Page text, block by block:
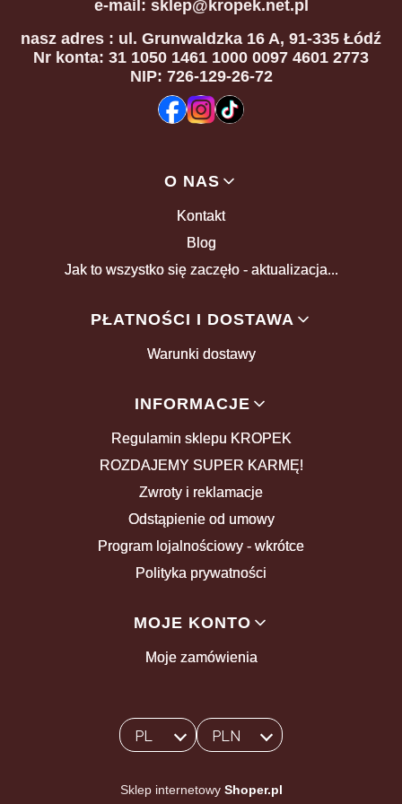
e-mail: sklep@kropek.net.pl
nasz adres : ul. Grunwaldzka 16 A, 91-335 Łódź
Nr konta: 31 1050 1461 1000 0097 4601 2773
NIP: 726-129-26-72
O NAS
Kontakt
Blog
Jak to wszystko się zaczęło - aktualizacja...
PŁATNOŚCI I DOSTAWA
Warunki dostawy
INFORMACJE
Regulamin sklepu KROPEK
ROZDAJEMY SUPER KARMĘ!
Zwroty i reklamacje
Odstąpienie od umowy
Program lojalnościowy - wkrótce
Polityka prywatności
MOJE KONTO
Moje zamówienia
Wybrany język:
PL
polski Wybrana waluta:
PLN
Sklep internetowy Shoper.pl